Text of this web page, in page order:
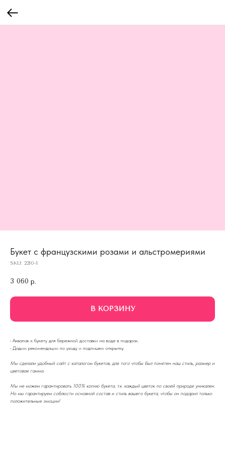
Букет с французскими розами и альстромериями
SKU: 2210-1
3 060 р.
В КОРЗИНУ
· Аквапак к букету для бережной доставки на воде в подарок.
· Дадим рекомендации по уходу и подпишем открытку.
Мы сделали удобный сайт с каталогом букетов, для того чтобы был понятен наш стиль, размер и
цветовая гамма.
Мы не можем гарантировать 100% копию букета, т.к. каждый цветок по своей природе уникален.
Но мы гарантируем соблюсти основной состав и стиль вашего букета, чтобы он подарил только
положительные эмоции!